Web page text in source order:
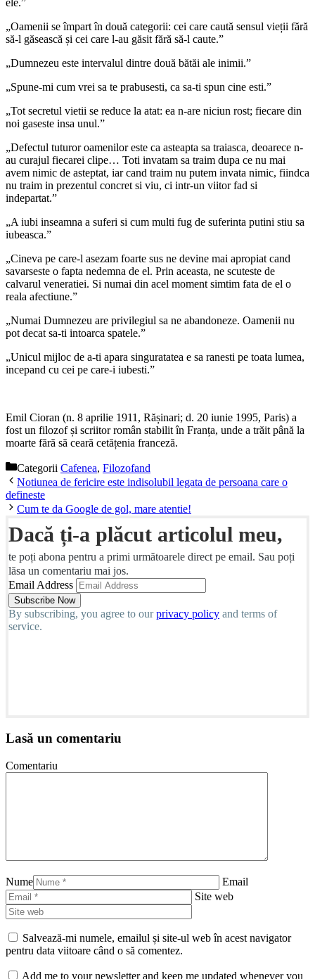
„Oamenii se împart în două categorii: cei care caută sensul vieții fără
să-l găsească și cei care l-au găsit fără să-l caute.”
„Dumnezeu este intervalul dintre două bătăi ale inimii.”
„Spune-mi cum vrei sa te prabusesti, ca sa-ti spun cine esti.”
„Tot secretul vietii se reduce la atat: ea n-are niciun rost; fiecare din
noi gaseste insa unul.”
„Defectul tuturor oamenilor este ca asteapta sa traiasca, deoarece n-
au curajul fiecarei clipe… Toti invatam sa traim dupa ce nu mai
avem nimic de asteptat, iar cand traim nu putem invata nimic, fiindca
nu traim in prezentul concret si viu, ci intr-un viitor fad si
indepartat.”
„A iubi inseamna a suferi si cum multi fug de suferinta putini stiu sa
iubeasca.”
„Cineva pe care-l asezam foarte sus ne devine mai apropiat cand
savarseste o fapta nedemna de el. Prin aceasta, ne scuteste de
calvarul veneratiei. Si numai din acel moment simtim fata de el o
reala afectiune.”
„Numai Dumnezeu are privilegiul sa ne abandoneze. Oamenii nu
pot decat sa-ti intoarca spatele.”
„Unicul mijloc de a-ti apara singuratatea e sa ranesti pe toata lumea,
incepand cu cei pe care-i iubesti.”
Emil Cioran (n. 8 aprilie 1911, Rășinari; d. 20 iunie 1995, Paris) a
fost un filozof și scriitor român stabilit în Franța, unde a trăit până la
moarte fără să ceară cetățenia franceză.
Categorii Cafenea, Filozofand
Notiunea de fericire este indisolubil legata de persoana care o
defineste
Cum te da Google de gol, mare atentie!
Dacă ți-a plăcut articolul meu,
te poți abona pentru a primi următoarele direct pe email. Sau poți
lăsa un comentariu mai jos.
Email Address
By subscribing, you agree to ourprivacy policy and terms of
service.
Lasă un comentariu
Comentariu
Nume
Email
Site web
Salvează-mi numele, emailul și site-ul web în acest navigator
pentru data viitoare când o să comentez.
Add me to your newsletter and keep me updated whenever you